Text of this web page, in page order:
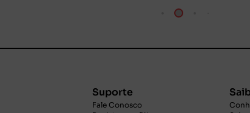
Suporte
Fale Conosco